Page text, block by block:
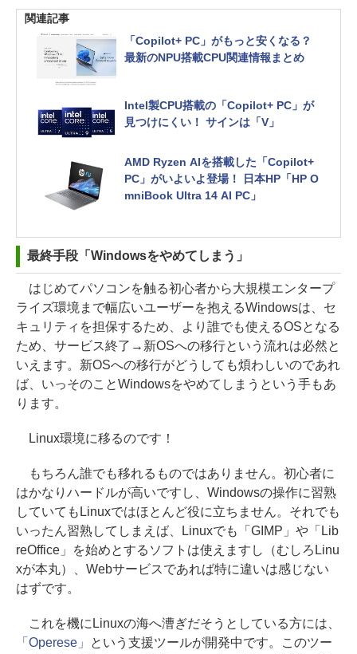
関連記事
「Copilot+ PC」がもっと安くなる？
最新のNPU搭載CPU関連情報まとめ
Intel製CPU搭載の「Copilot+ PC」が
見つけにくい！ サインは「V」
AMD Ryzen AIを搭載した「Copilot+
PC」がいよいよ登場！ 日本HP「HP O
mniBook Ultra 14 AI PC」
最終手段「Windowsをやめてしまう」
はじめてパソコンを触る初心者から大規模エンタープ
ライズ環境まで幅広いユーザーを抱えるWindowsは、セ
キュリティを担保するため、より誰でも使えるOSとなる
ため、サービス終了→新OSへの移行という流れは必然と
いえます。新OSへの移行がどうしても煩わしいのであれ
ば、いっそのことWindowsをやめてしまうという手もあ
ります。
Linux環境に移るのです！
もちろん誰でも移れるものではありません。初心者に
はかなりハードルが高いですし、Windowsの操作に習熟
していてもLinuxではほとんど役に立ちません。それでも
いったん習熟してしまえば、Linuxでも「GIMP」や「Lib
reOffice」を始めとするソフトは使えますし（むしろLinu
xが本丸）、Webサービスであれば特に違いは感じない
はずです。
これを機にLinuxの海へ漕ぎだそうとしている方には、
「Operese」
という支援ツールが開発中です。このツー